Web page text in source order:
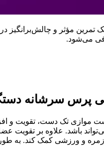
مؤثر و چالش‌برانگیز در
می‌شود.
پرس سرشانه
تک دست، تقویت و
باشد. علاوه بر
و ورزشی کمک کند. به